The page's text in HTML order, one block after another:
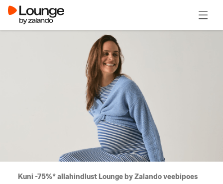
Kuni -75%* allahindlust Lounge by Zalando veebipoes